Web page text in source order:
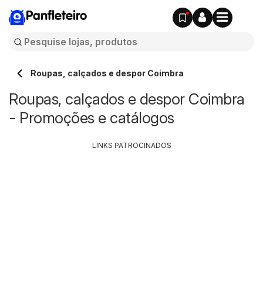
Panfleteiro
Roupas, calçados e despor Coimbra
Roupas, calçados e despor Coimbra
- Promoções e catálogos
LINKS PATROCINADOS